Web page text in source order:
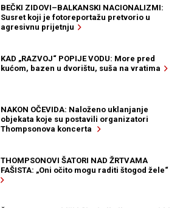
BEČKI ZIDOVI–BALKANSKI NACIONALIZMI:
Susret koji je fotoreportažu pretvorio u
agresivnu prijetnju
KAD „RAZVOJ“ POPIJE VODU: More pred
kućom, bazen u dvorištu, suša na vratima
NAKON OČEVIDA: Naloženo uklanjanje
objekata koje su postavili organizatori
Thompsonova koncerta
THOMPSONOVI ŠATORI NAD ŽRTVAMA
FAŠISTA: „Oni očito mogu raditi štogod žele“